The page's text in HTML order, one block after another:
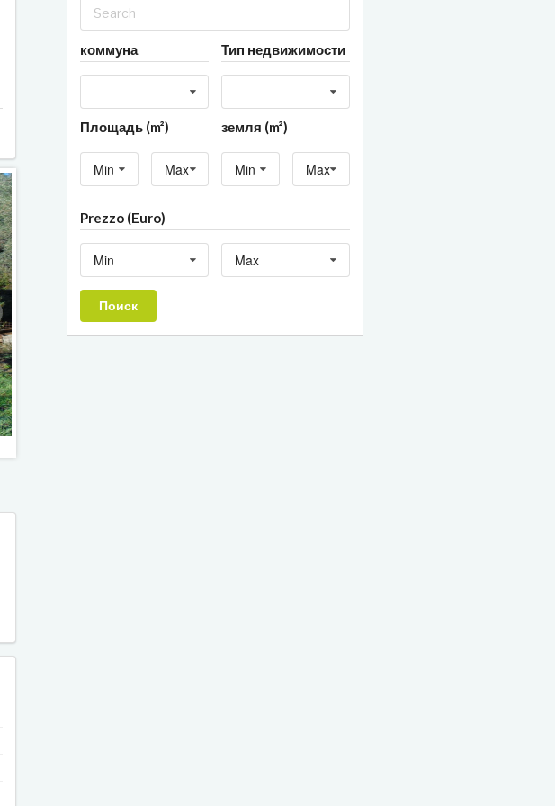
коммуна Тип недвижимости
Площадь (m²)
Min Max
земля (m²)
Min Max
Prezzo (Euro)
Min Max
Поиск